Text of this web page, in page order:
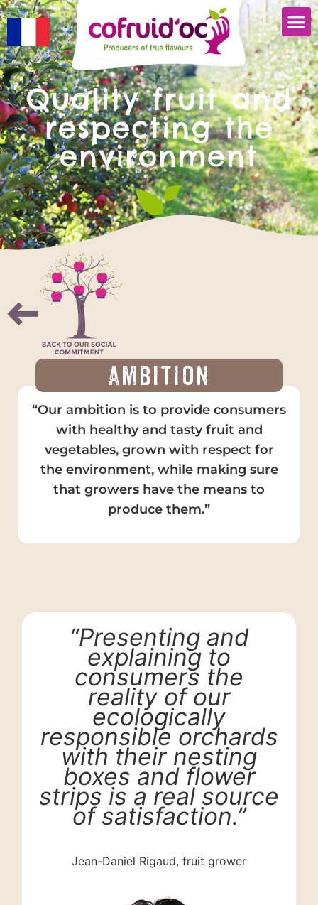
Quality fruit and
respecting the
environment
Ambition
“Our ambition is to provide consumers
with healthy and tasty fruit and
vegetables, grown with respect for
the environment, while making sure
that growers have the means to
produce them.”
“Presenting and
explaining to
consumers the
reality of our
ecologically
responsible orchards
with their nesting
boxes and flower
strips is a real source
of satisfaction.”
Jean-Daniel Rigaud, fruit grower